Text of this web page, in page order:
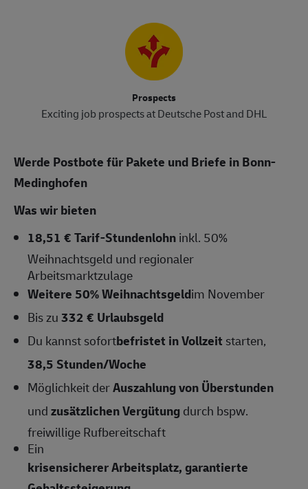
Prospects
Exciting job prospects at Deutsche Post and DHL
Werde Postbote für Pakete und Briefe in Bonn-
Medinghofen
Was wir bieten
18,51 € Tarif-Stundenlohninkl. 50%
Weihnachtsgeld und regionaler
Arbeitsmarktzulage
Weitere 50% Weihnachtsgeldim November
Bis zu332 € Urlaubsgeld
Du kannst sofortbefristet in Vollzeit starten,
38,5Stunden/Woche
Möglichkeit derAuszahlung von Überstunden
undzusätzlichen Vergütungdurch bspw.
freiwillige Rufbereitschaft
Ein
krisensicherer Arbeitsplatz, garantierte